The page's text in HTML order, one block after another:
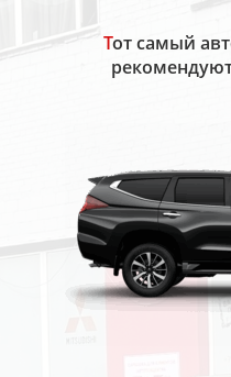
Тот самый